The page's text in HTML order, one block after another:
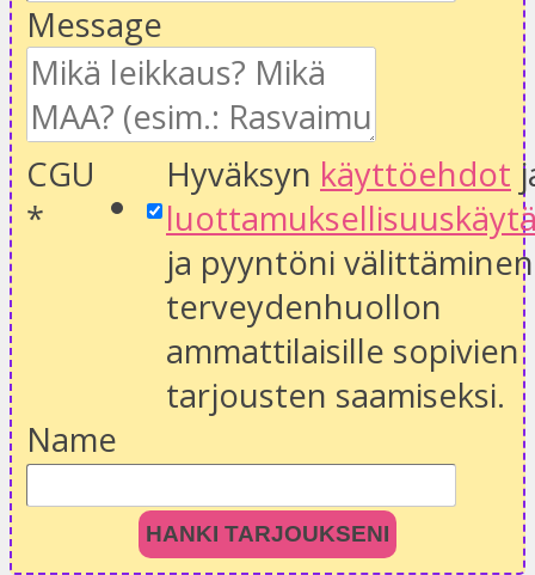
Message
CGU
*
Hyväksyn käyttöehdot
ja pyyntöni välittäminen
terveydenhuollon
ammattilaisille sopivien
tarjousten saamiseksi.
Name
HANKI TARJOUKSENI